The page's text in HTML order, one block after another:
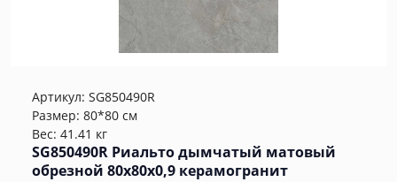
Артикул: SG850490R
Размер: 80*80 см
Вес: 41.41 кг
SG850490R Риальто дымчатый матовый
обрезной 80x80x0,9 керамогранит